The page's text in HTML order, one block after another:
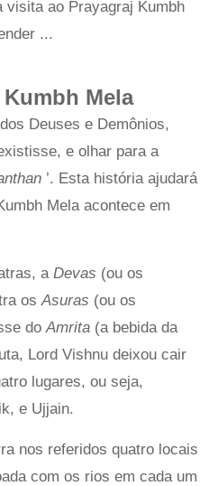
visita ao Prayagraj Kumbh
...
Mela
Deuses e Demônios,
e olhar para a
’. Esta história ajudará
Mela acontece em
a Devas (ou os
osAsuras (ou os
doAmrita (a bebida da
Lord Vishnu deixou cair
lugares, ou seja,
e Ujjain.
nos referidos quatro locais
com os rios em cada um